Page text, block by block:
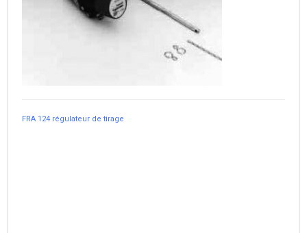
FRA 124 régulateur de tirage